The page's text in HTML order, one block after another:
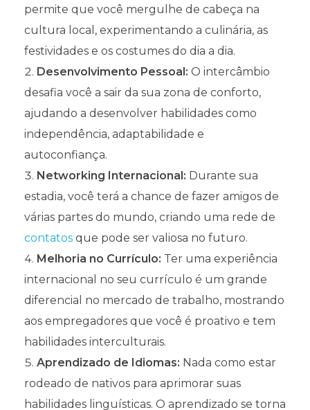
permite que você mergulhe de cabeça na
cultura local, experimentando a culinária, as
festividades e os costumes do dia a dia.
Desenvolvimento Pessoal: O intercâmbio
desafia você a sair da sua zona de conforto,
ajudando a desenvolver habilidades como
independência, adaptabilidade e
autoconfiança.
Networking Internacional: Durante sua
estadia, você terá a chance de fazer amigos de
várias partes do mundo, criando uma rede de
contatos que pode ser valiosa no futuro.
Melhoria no Currículo: Ter uma experiência
internacional no seu currículo é um grande
diferencial no mercado de trabalho, mostrando
aos empregadores que você é proativo e tem
habilidades interculturais.
Aprendizado de Idiomas: Nada como estar
rodeado de nativos para aprimorar suas
habilidades linguísticas. O aprendizado se torna